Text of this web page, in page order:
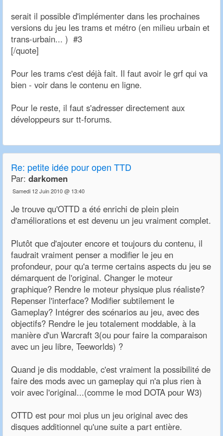
serait il possible d'implémenter dans les prochaines
versions du jeu les trams et métro (en milieu urbain et
trans-urbain... ) #3
[/quote]
Pour les trams c'est déjà fait. Il faut avoir le grf qui va
bien - voir dans le contenu en ligne.
Pour le reste, il faut s'adresser directement aux
développeurs sur tt-forums.
Re: petite idée pour open TTD
Par: darkomen
Samedi 12 Juin 2010 @ 13:40
Je trouve qu'OTTD a été enrichi de plein plein
d'améliorations et est devenu un jeu vraiment complet.
Plutôt que d'ajouter encore et toujours du contenu, il
faudrait vraiment penser a modifier le jeu en
profondeur, pour qu'a terme certains aspects du jeu se
démarquent de l'original. Changer le moteur
graphique? Rendre le moteur physique plus réaliste?
Repenser l'interface? Modifier subtilement le
Gameplay? Intégrer des scénarios au jeu, avec des
objectifs? Rendre le jeu totalement moddable, à la
manière d'un Warcraft 3(ou pour faire la comparaison
avec un jeu libre, Teeworlds) ?
Quand je dis moddable, c'est vraiment la possibilité de
faire des mods avec un gameplay qui n'a plus rien à
voir avec l'original...(comme le mod DOTA pour W3)
OTTD est pour moi plus un jeu original avec des
disques additionnel qu'une suite a part entière.